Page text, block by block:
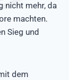
nicht mehr, da
machten.
Sieg und
dem